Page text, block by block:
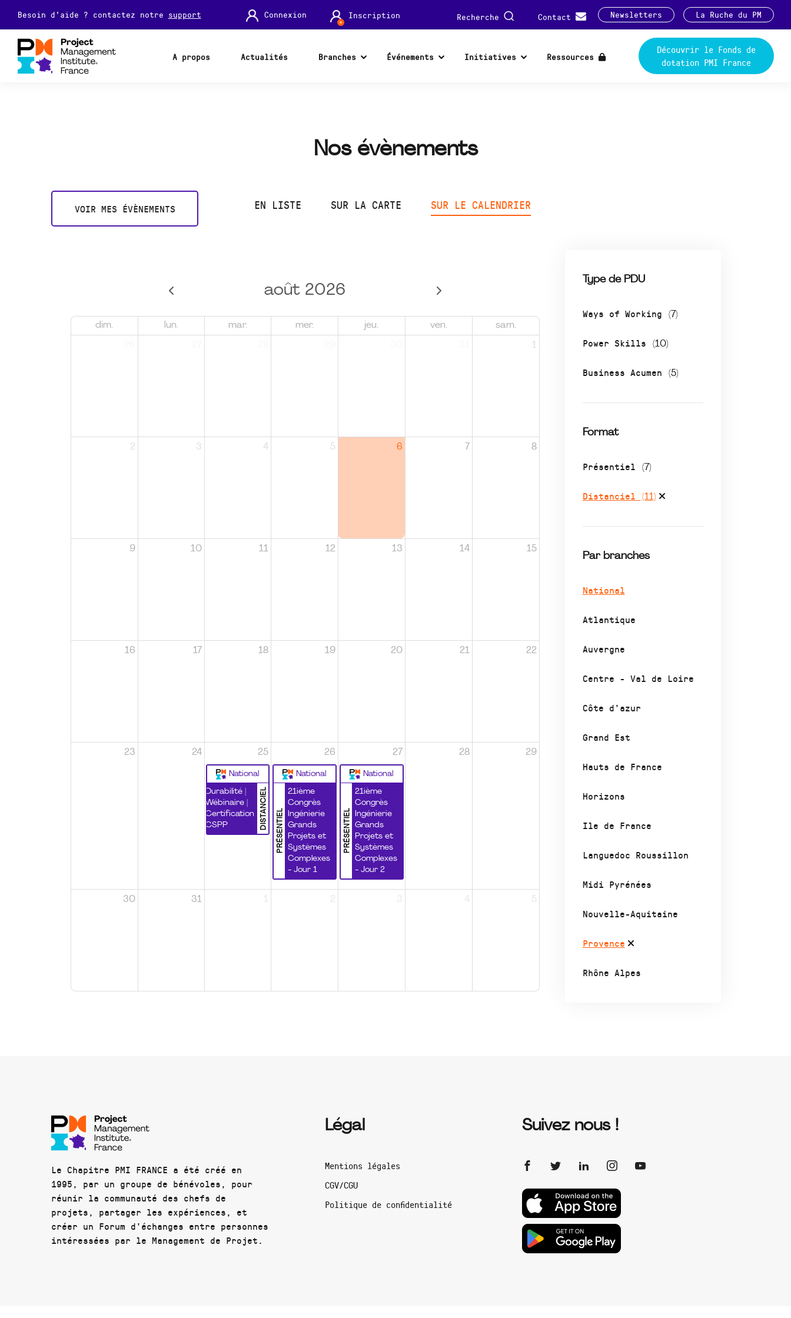
Besoin d'aide ? contactez notre support Connexion Inscription Recherche Contact Newsletters La Ruche du PM
A propos Actualités Branches Événements Initiatives Ressources
Découvrir le Fonds de
dotation PMI France
Nos évènements
VOIR MES ÉVÈNEMENTS EN LISTE SUR LA CARTE SUR LE CALENDRIER
Type de PDU
Ways of Working (7)
Power Skills (10)
Business Acumen (5)
Format
Présentiel (7)
Distanciel (11)
Par branches
National
Atlantique
Auvergne
Centre - Val de Loire
Côte d’azur
Grand Est
Hauts de France
Horizons
Ile de France
Languedoc Roussillon
Midi Pyrénées
Nouvelle-Aquitaine
Provence
Rhône Alpes
août 2026
dim. lun. mar. mer. jeu. ven. sam.
1
2 3 4 5 6 7 8
9 10 11 12 13 14 15
16 17 18 19 20 21 22
23 24 25
National
DISTANCIEL
Durabilité |
Wébinaire |
Certification
CSPP
26
National
PRÉSENTIEL
21ième
Congrès
Ingénierie
Grands
Projets et
Systèmes
Complexes
- Jour 1
27
National
PRÉSENTIEL
21ième
Congrès
Ingénierie
Grands
Projets et
Systèmes
Complexes
- Jour 2
28 29
30 31 1 2 3 4 5
Le Chapitre PMI FRANCE a été créé en
1995, par un groupe de bénévoles, pour
réunir la communauté des chefs de
projets, partager les expériences, et
créer un Forum d'échanges entre personnes
intéressées par le Management de Projet.
Légal
Mentions légales
CGV/CGU
Politique de confidentialité
Suivez nous !